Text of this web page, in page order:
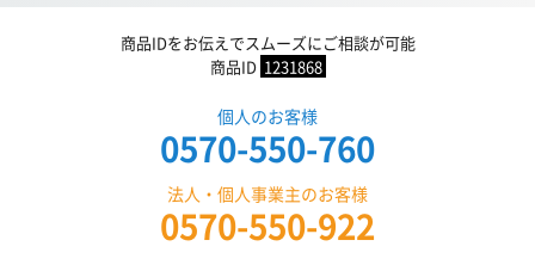
商品IDをお伝えでスムーズにご相談が可能
商品ID 1231868
個人のお客様
0570-550-760
法人・個人事業主のお客様
0570-550-922